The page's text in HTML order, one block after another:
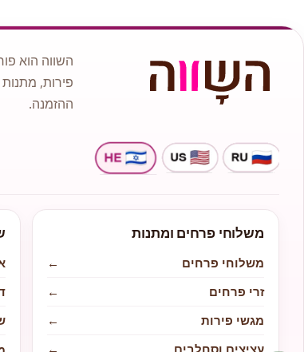
השווה הוא
פירות,
ההזמנה.
משלוחי פרחים ומתנות
משלוחי פרחים
←
זרי פרחים
←
מגשי פירות
←